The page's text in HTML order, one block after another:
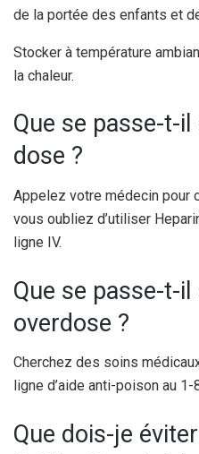
de la portée des enfants et
Stocker à température
la chaleur.
Que se passe-t-il
dose ?
Appelez votre médecin pour
vous oubliez d’utiliser
ligne IV.
Que se passe-t-
overdose ?
Cherchez des soins
ligne d’aide anti-poison au
Que dois-je